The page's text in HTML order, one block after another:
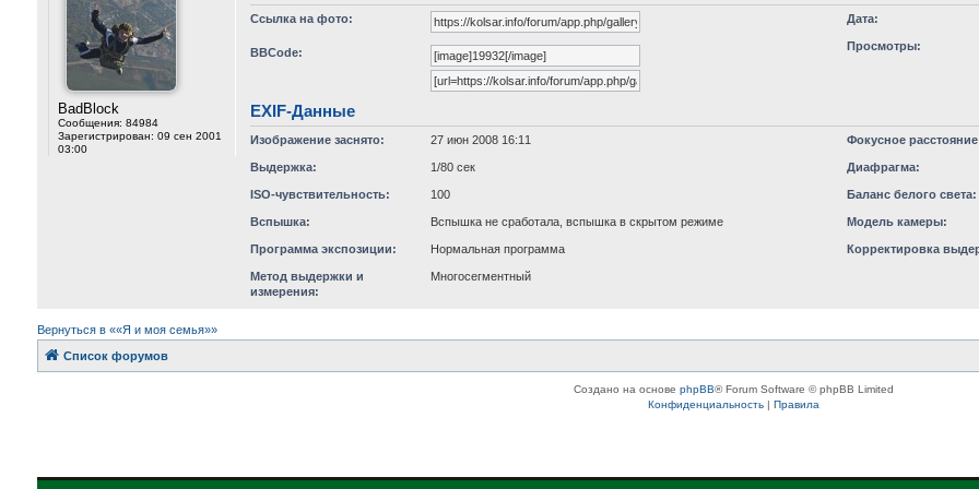
BadBlock
Сообщения: 84984
Зарегистрирован: 09 сен 2001
03:00
Дата:
Ссылка на фото:
Просмотры:
BBCode:
EXIF-Данные
Изображение заснято: 27 июн 2008 16:11 Фокусное
Выдержка: 1/80 сек Диафрагма:
ISO-чувствительность: 100 Баланс белого света:
Вспышка: Вспышка не сработала, вспышка в скрытом режиме Модель камеры:
Программа экспозиции: Нормальная программа Корректировка
Метод выдержки и
измерения:
Многосегментный
Вернуться в ««Я и моя семья»»
Список форумов
Создано на основеphpBB® Forum Software © phpBB Limited
Конфиденциальность |Правила